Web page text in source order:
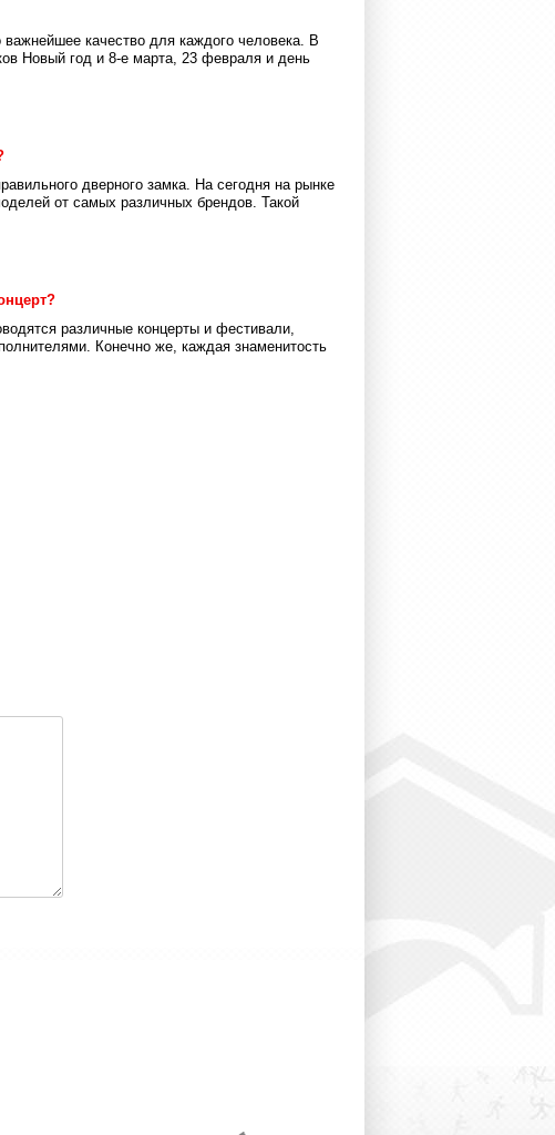
качество для каждого человека. В
Новый год и 8-е марта, 23 февраля и день
дверного замка. На сегодня на рынке
от самых различных брендов. Такой
различные концерты и фестивали,
Конечно же, каждая знаменитость